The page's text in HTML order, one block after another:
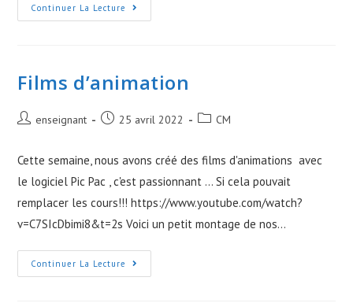
Continuer La Lecture Ecole
Du
Films d’animation
Postenseignant
Post25 avril 2022
PostCM
Cette semaine, nous avons créé des films d'animations avec
le logiciel Pic Pac , c'est passionnant ... Si cela pouvait
remplacer les cours!!! https://www.youtube.com/watch?
v=C7SIcDbimi8&t=2s Voici un petit montage de nos…
Continuer La Lecture Films
D’animation